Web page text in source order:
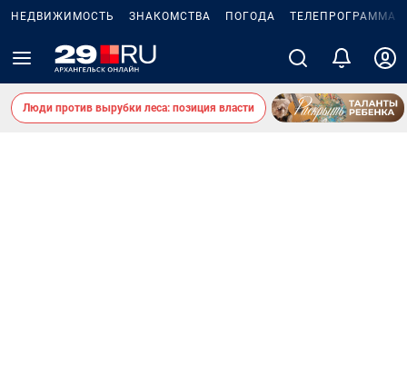
НЕДВИЖИМОСТЬ ЗНАКОМСТВА ПОГОДА ТЕЛЕПРОГРАММА
Люди против вырубки леса: позиция власти